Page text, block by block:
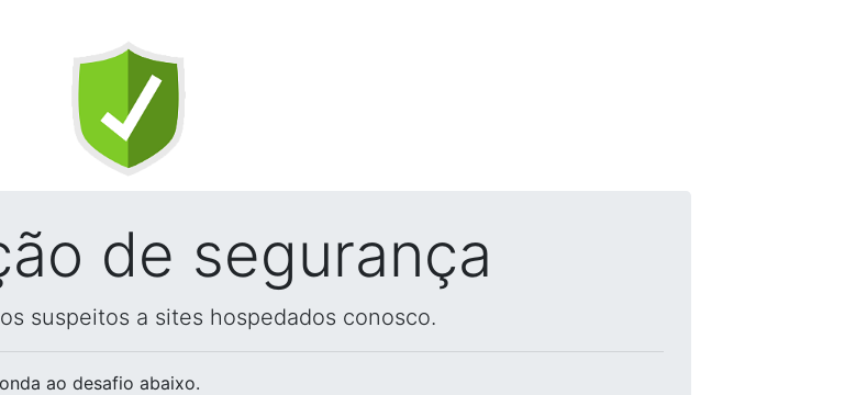
de segurança
suspeitos a sites hospedados conosco.
ao desafio abaixo.